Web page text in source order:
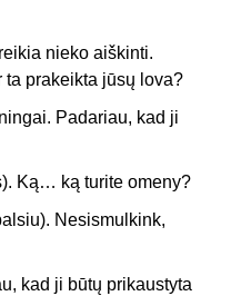
nieko aiškinti.
prakeikta jūsų lova?
Padariau, kad ji
Ką… ką turite omeny?
Nesismulkink,
kad ji būtų prikaustyta